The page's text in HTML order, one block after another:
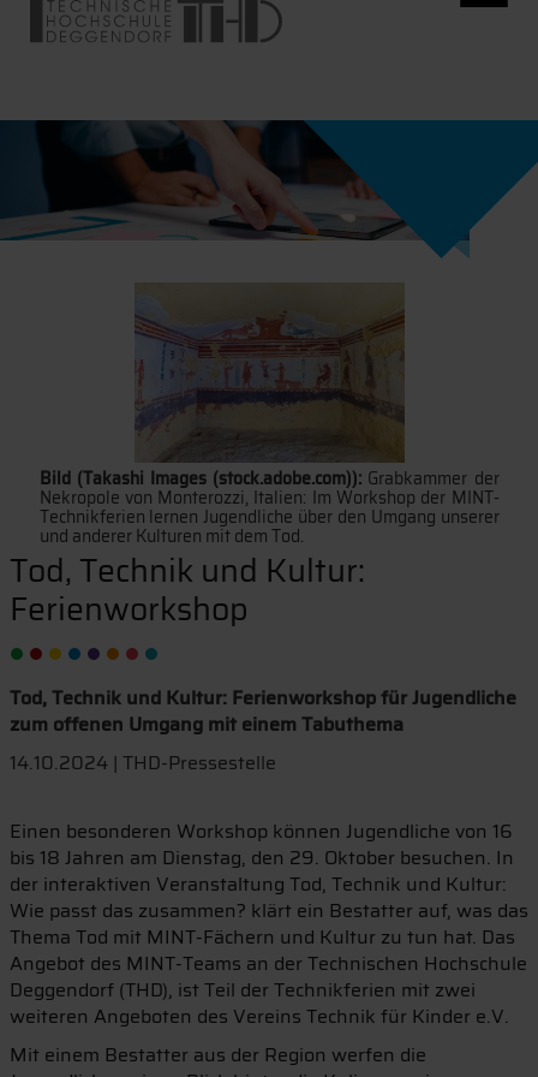
Bild (Takashi Images (stock.adobe.com)): Grabkammer der
Nekropole von Monterozzi, Italien: Im Workshop der MINT-
Technikferien lernen Jugendliche über den Umgang unserer
und anderer Kulturen mit dem Tod.
Tod, Technik und Kultur:
Ferienworkshop
Tod, Technik und Kultur: Ferienworkshop für Jugendliche
zum offenen Umgang mit einem Tabuthema
14.10.2024 | THD-Pressestelle
Einen besonderen Workshop können Jugendliche von 16
bis 18 Jahren am Dienstag, den 29. Oktober besuchen. In
der interaktiven Veranstaltung Tod, Technik und Kultur:
Wie passt das zusammen? klärt ein Bestatter auf, was das
Thema Tod mit MINT-Fächern und Kultur zu tun hat. Das
Angebot des MINT-Teams an der Technischen Hochschule
Deggendorf (THD), ist Teil der Technikferien mit zwei
weiteren Angeboten des Vereins Technik für Kinder e.V.
Mit einem Bestatter aus der Region werfen die